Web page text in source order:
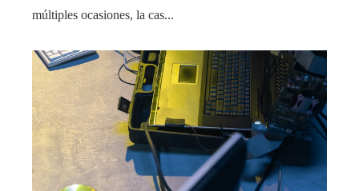
múltiples ocasiones, la cas...